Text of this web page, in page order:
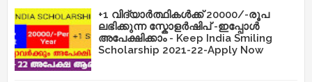
+1 വിദ്യാർത്ഥികൾക്ക് 20000/-രൂപ
ലഭിക്കുന്ന സ്കോളർഷിപ് -ഇപ്പോൾ
അപേക്ഷിക്കാം - Keep India Smiling
Scholarship 2021-22-Apply Now